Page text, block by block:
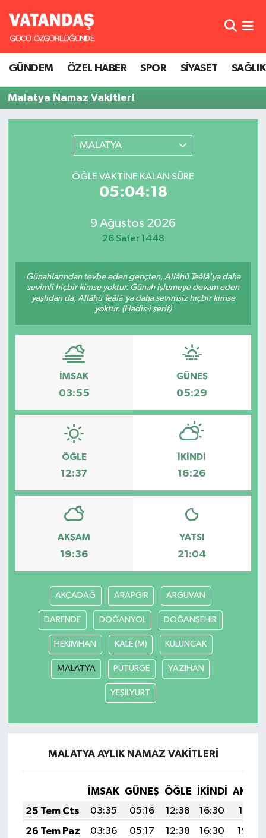
GÜNDEM ÖZEL HABER SPOR SİYASET SAĞLIK
Malatya Namaz Vakitleri
MALATYA
ÖĞLE VAKTINE KALAN SÜRE
05:04:18
9 Ağustos 2026
26 Safer 1448
Günahlarından tevbe eden gençten, Allâhü Teâlâ'ya daha
sevimli hiçbir kimse yoktur. Günah işlemeye devam eden
yaşlıdan da, Allâhü Teâlâ'ya daha sevimsiz hiçbir kimse
yoktur. (Hadis-i şerif)
İMSAK
03:55
GÜNEŞ
05:29
ÖĞLE
12:37
İKINDI
16:26
AKŞAM
19:36
YATSI
21:04
AKÇADAĞ ARAPGİR ARGUVAN
DARENDE DOĞANYOL DOĞANŞEHİR
HEKİMHAN KALE (M) KULUNCAK
MALATYA PÜTÜRGE YAZIHAN
YEŞİLYURT
MALATYA AYLIK NAMAZ VAKITLERI
İMSAK GÜNEŞ ÖĞLE İKINDI
25 Tem Cts
03:35 05:16 12:38 16:30
19:51
26 Tem Paz
03:36 05:17 12:38 16:30
19:50
GÜNDEM
SPOR
Hava Durumu
Süper Lig Puan Durumu ve Fikstür
Tüm Manşetler